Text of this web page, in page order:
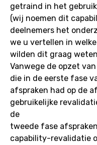
getraind in het
(wij noemen dit
deelnemers het
we u vertellen in
wilden dit graag
Vanwege de opzet
die in de eerste fase
afspraken had op de
gebruikelijke
de
tweede fase
capability-revalidatie